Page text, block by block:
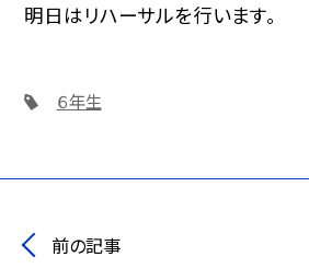
明日はリハーサルを行います。
６年生
前の記事